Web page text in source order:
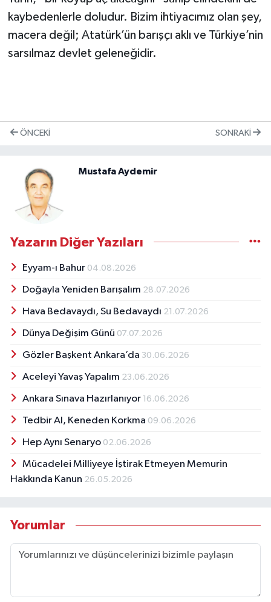
kaybedenlerle doludur. Bizim ihtiyacımız olan şey,
macera değil; Atatürk’ün barışçı aklı ve Türkiye’nin
sarsılmaz devlet geleneğidir.
ÖNCEKI SONRAKI
Mustafa Aydemir
Yazarın Diğer Yazıları
Eyyam-ı Bahur 04.08.2026
Doğayla Yeniden Barışalım 28.07.2026
Hava Bedavaydı, Su Bedavaydı 21.07.2026
Dünya Değişim Günü 07.07.2026
Gözler Başkent Ankara’da 30.06.2026
Aceleyi Yavaş Yapalım 23.06.2026
Ankara Sınava Hazırlanıyor 16.06.2026
Tedbir Al, Keneden Korkma 09.06.2026
Hep Aynı Senaryo 02.06.2026
Mücadelei Milliyeye İştirak Etmeyen Memurin
Hakkında Kanun 26.05.2026
Yorumlar